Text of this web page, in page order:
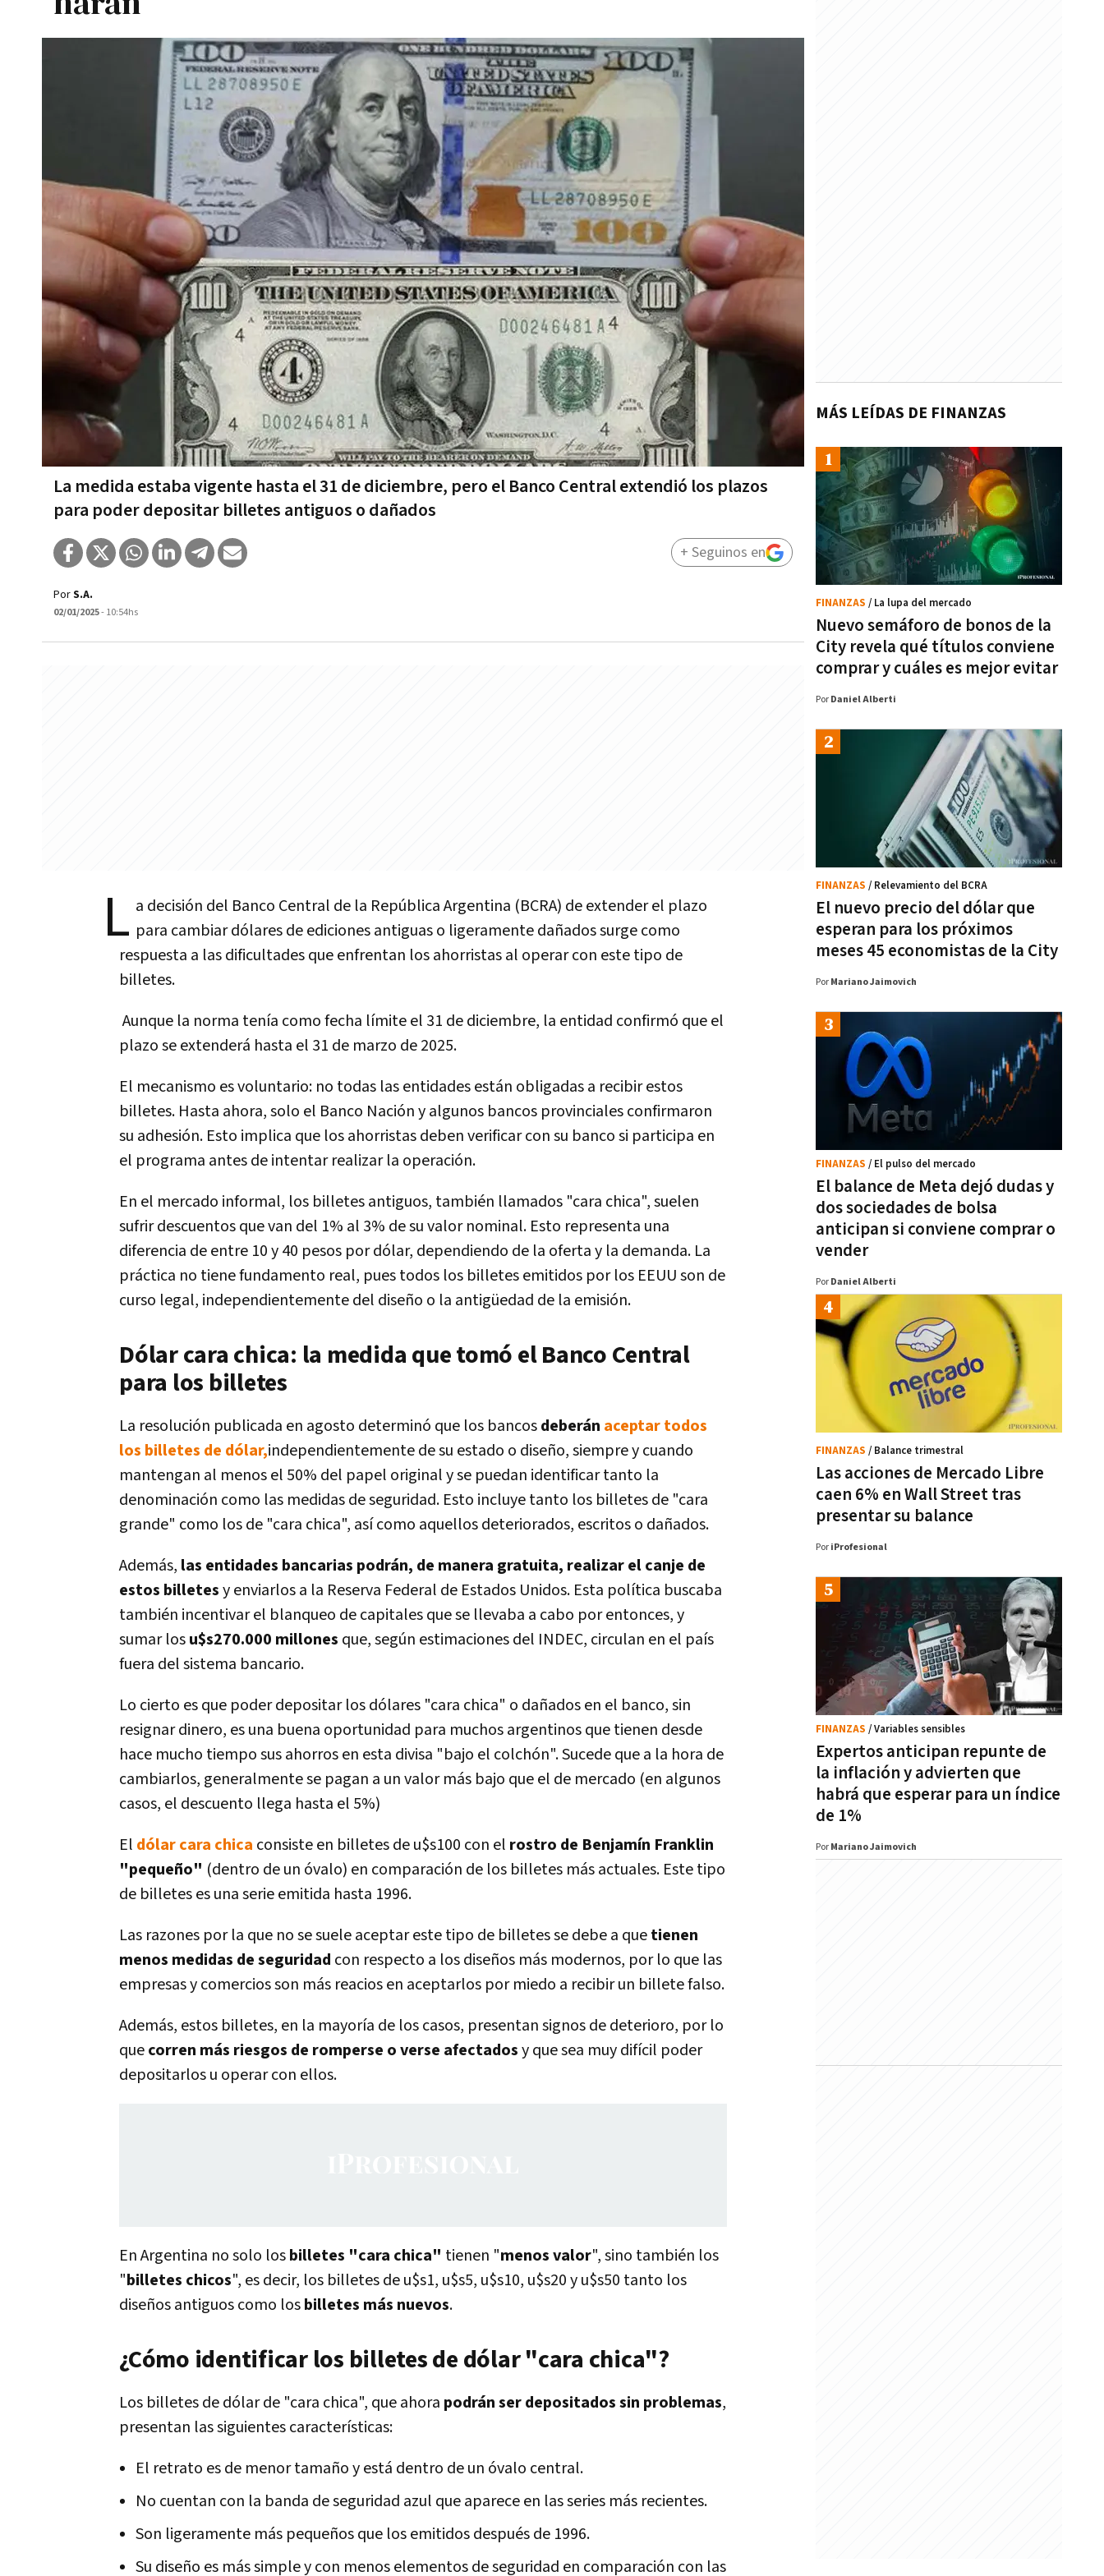
La medida estaba vigente hasta el 31 de diciembre, pero el Banco Central extendió los plazos
para poder depositar billetes antiguos o dañados
PorS.A.
02/01/2025- 10:54hs
+ Seguinos en
L a decisión del Banco Central de la República Argentina (BCRA) de extender el plazo
para cambiardólares de ediciones antiguas o ligeramente dañadossurge como
respuesta a las dificultades que enfrentan los ahorristas al operar con este tipo de
billetes.
Aunque la norma tenía como fecha límite el 31 de diciembre, la entidad confirmó queel
plazo se extenderá hasta el 31 de marzo de 2025.
El mecanismo es voluntario: no todas las entidades están obligadas a recibir estos
billetes. Hasta ahora, solo el Banco Nacióny algunos bancos provinciales confirmaron
su adhesión. Esto implica que los ahorristas deben verificar con su banco si participa en
el programa antes de intentar realizar la operación.
En el mercado informal, los billetes antiguos, también llamados "cara chica", suelen
sufrir descuentos que van del 1% al 3% de su valor nominal. Esto representa una
diferencia de entre 10 y 40 pesos por dólar, dependiendo de la oferta y la demanda. La
práctica no tiene fundamento real, puestodos los billetes emitidos por los EEUU son de
curso legal, independientemente del diseño o la antigüedad de la emisión.
Dólar cara chica: la medida que tomó el Banco Central
para los billetes
La resolución publicada en agosto determinó que los bancosdeberán aceptar todos
los billetes de dólar,independientemente de su estado o diseño, siempre y cuando
mantengan al menos el 50% del papel original y se puedan identificar tanto la
denominación como las medidas de seguridad. Esto incluye tanto los billetes de "cara
grande" como los de "cara chica", así como aquellos deteriorados, escritos o dañados.
Además, las entidades bancarias podrán, de manera gratuita, realizar el canje de
estos billetesy enviarlos a la Reserva Federal de Estados Unidos. Esta política buscaba
también incentivar el blanqueo de capitales que se llevaba a cabo por entonces, y
sumar losu$s270.000 millones que, según estimaciones del INDEC, circulan en el país
fuera del sistema bancario.
Lo cierto es que poder depositar losdólares "cara chica" o dañados en el banco, sin
resignar dinero, es una buena oportunidad para muchos argentinosque tienen desde
hace mucho tiempo sus ahorros en esta divisa "bajo el colchón". Sucede que a la hora de
cambiarlos, generalmente se pagan a un valor más bajo que el de mercado (en algunos
casos, el descuento llega hasta el 5%)
El dólar cara chica consiste en billetes de u$s100 con el rostro de Benjamín Franklin
"pequeño" (dentro de un óvalo) en comparación de los billetes más actuales. Este tipo
de billetes es una serie emitida hasta 1996.
Las razones por la que no se suele aceptar este tipo de billetes se debe a quetienen
menos medidas de seguridad con respecto a los diseños más modernos, por lo que las
empresas y comercios son más reacios en aceptarlos por miedo a recibir un billete falso.
Además, estos billetes, en la mayoría de los casos, presentan signos de deterioro, por lo
quecorren más riesgos de romperse o verse afectadosy que sea muy difícil poder
depositarlos u operar con ellos.
En Argentina no solo losbilletes "cara chica" tienen "menos valor", sino también los
"billetes chicos", es decir, los billetes de u$s1, u$s5, u$s10, u$s20 y u$s50 tanto los
diseños antiguos como losbilletes más nuevos.
¿Cómo identificar los billetes de dólar "cara chica"?
Los billetes de dólar de "cara chica", que ahora podrán ser depositados sin problemas,
presentan las siguientes características:
El retrato es de menor tamaño y está dentro de un óvalo central.
No cuentan con la banda de seguridad azul que aparece en las series más recientes.
Son ligeramente más pequeños que los emitidos después de 1996.
Su diseño es más simple y con menos elementos de seguridad en comparación con las
MÁS LEÍDAS DE FINANZAS
Nuevo semáforo de bonos de la
City revela qué títulos conviene
comprar y cuáles es mejor evitar
FINANZAS / La lupa del mercado
Por Daniel Alberti
El nuevo precio del dólar que
esperan para los próximos
meses 45 economistas de la City
FINANZAS / Relevamiento del BCRA
Por Mariano Jaimovich
El balance de Meta dejó dudas y
dos sociedades de bolsa
anticipan si conviene comprar o
vender
FINANZAS / El pulso del mercado
Por Daniel Alberti
Las acciones de Mercado Libre
caen 6% en Wall Street tras
presentar su balance
FINANZAS / Balance trimestral
Por iProfesional
Expertos anticipan repunte de
la inflación y advierten que
habrá que esperar para un índice
de 1%
FINANZAS / Variables sensibles
Por Mariano Jaimovich